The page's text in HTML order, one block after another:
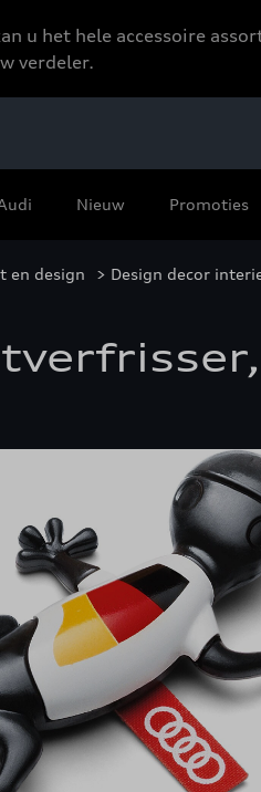
u het hele accessoire
verdeler.
Nieuw Promoties
en design > Design decor